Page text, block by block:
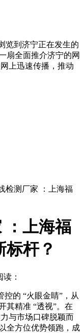
览到济宁正在发生的
扇全面推介济宁的网
上迅速传播，推动
检测厂家 ：上海福
：上海福
杆？
读：
的 “火眼金睛”，从
其精准 “透视”。在
与市场口碑脱颖而
全方位优势领跑，成